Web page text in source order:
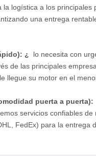
la logística a los principales
una entrega
¿
lo necesita con
de las principales
llegue su motor en el
puerta a puerta):
servicios confiables de
FedEx) para la entrega